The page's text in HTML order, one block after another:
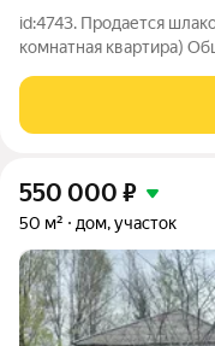
id:4743. Продается шлакоблочного дома ( по документам , как 3
комнатная квартира)
ленточном
электричество. -
550 000 ₽
50 м² дом, участок